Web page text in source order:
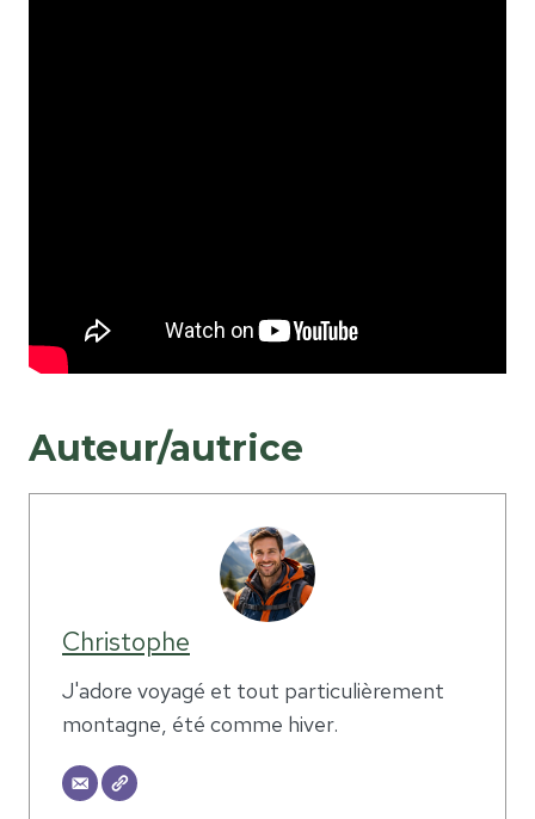
Auteur/autrice
Christophe
J'adore voyagé et tout particulièrement
montagne, été comme hiver.